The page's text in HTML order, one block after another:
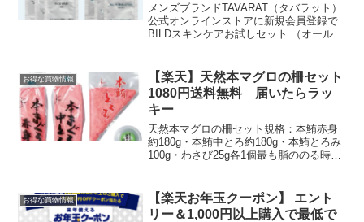
メンズブランドTAVARAT（タバラット）
公式オンラインストアに新規会員登録で
BILDスキンケアお試しセット （オールイ
教えてもらいました。いつもありがとう
ございます...
お得な買物情報
【楽天】天然本マグロの柵セット
1080円送料無料 届いたらラッ
キー
天然本マグロの柵セット規格：本鮪赤身
約180g・本鮪中とろ約180g・本鮪とろみ
100g・わさび25g各1個最も脂ののる時期
中とろは程よく脂がのり深いコクをお楽
しみ頂け...
お得な買物情報
【楽天お年玉クーポン】 エント
リー＆1,000円以上購入で最低で